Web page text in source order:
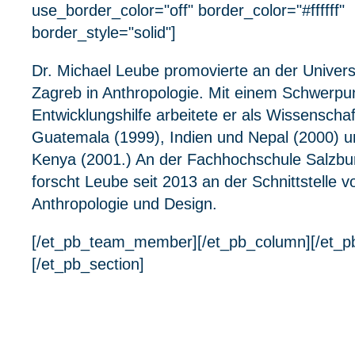
use_border_color="off" border_color="#ffffff"
border_style="solid"]
Dr. Michael Leube promovierte an der
Zagreb in Anthropologie. Mit einem
Entwicklungshilfe arbeitete er als
Guatemala (1999), Indien und Nepal (2000)
Kenya (2001.) An der Fachhochschule
forscht Leube seit 2013 an der Schnittstelle
Anthropologie und Design.
[/et_pb_team_member][/et_pb_column][/
[/et_pb_section]